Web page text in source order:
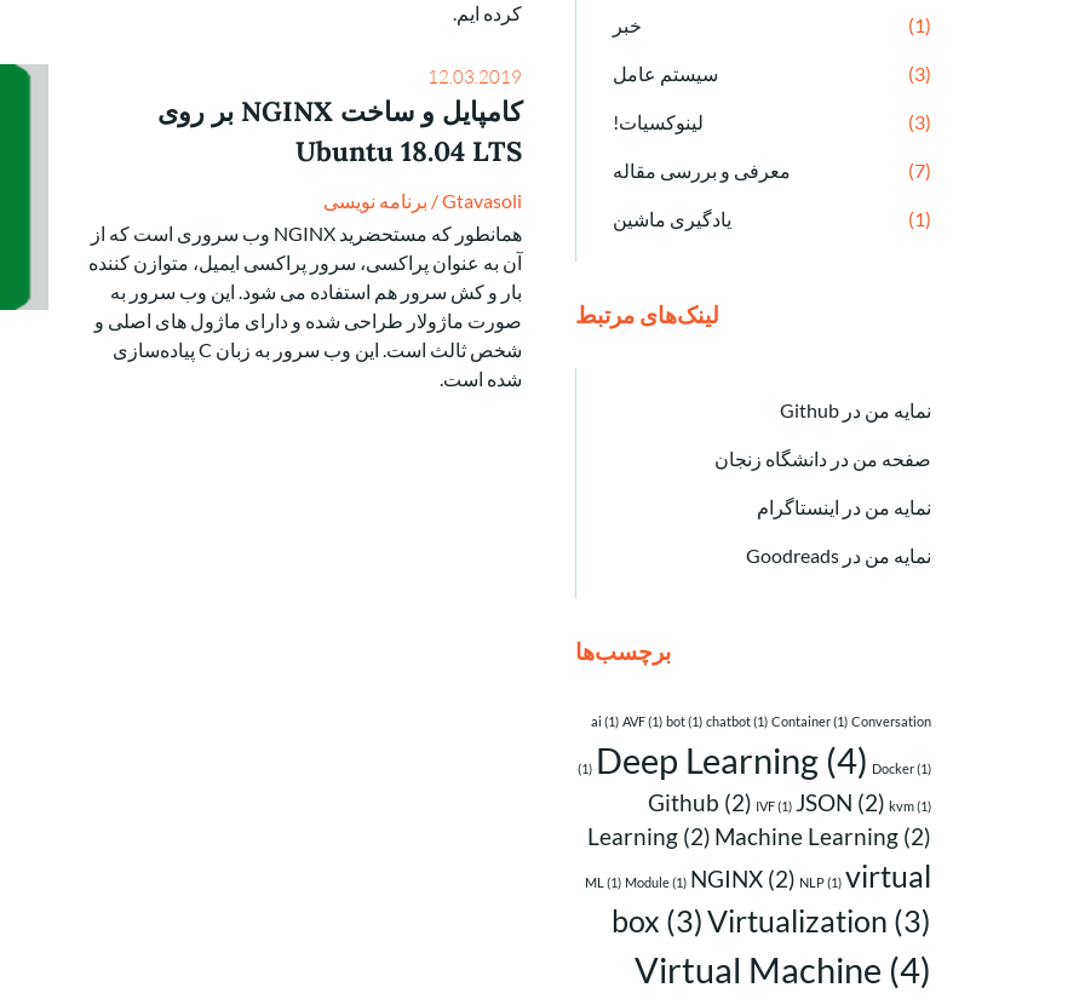
کرده ایم.
12.03.2019
کامپایل و ساخت NGINX بر روی
Ubuntu 18.04 LTS
Gtavasoli
/ برنامه نویسی
همانطور که مستحضرید NGINX وب سروری است که از
آن به عنوان پراکسی، سرور پراکسی ایمیل، متوازن کننده
بار و کش سرور هم استفاده می شود. این وب سرور به
صورت ماژولار طراحی شده و دارای ماژول های اصلی و
شخص ثالث است. این وب سرور به زبان C پیاده‌سازی
شده است.
خبر (1)
سیستم عامل (3)
لینوکسیات! (3)
معرفی و بررسی مقاله (7)
یادگیری ماشین (1)
لینک‌های مرتبط
نمایه من در Github
صفحه من در دانشگاه زنجان
نمایه من در اینستاگرام
نمایه من در Goodreads
برچسب‌ها
ai (1) AVF(1) bot(1) chatbot(1) Container(1) Conversation
(1) Deep Learning (4) Docker(1)
Github (2) IVF(1) JSON (2) kvm(1)
Learning (2) Machine Learning (2)
ML (1) Module(1) NGINX (2) NLP(1) virtual
box (3)Virtualization (3)
Virtual Machine (4)